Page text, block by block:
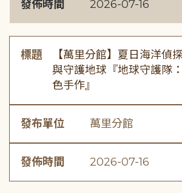
發佈時間 2026-07-16
標題
【萬里分館】夏日海洋偵
與守護地球『地球守護隊
色手作』
發布單位 萬里分館
發佈時間 2026-07-16